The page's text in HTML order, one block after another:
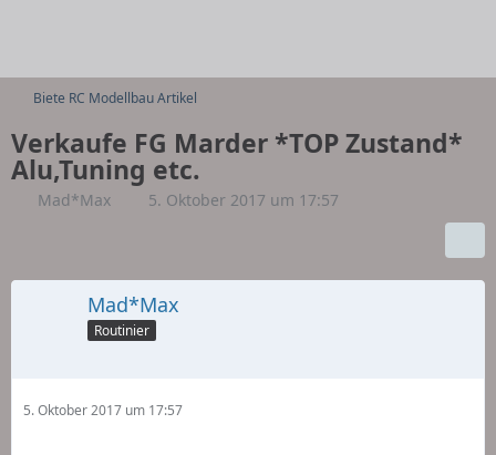
Biete RC Modellbau Artikel
Verkaufe FG Marder *TOP Zustand*
Alu,Tuning etc.
Mad*Max 5. Oktober 2017 um 17:57
Mad*Max
Routinier
5. Oktober 2017 um 17:57